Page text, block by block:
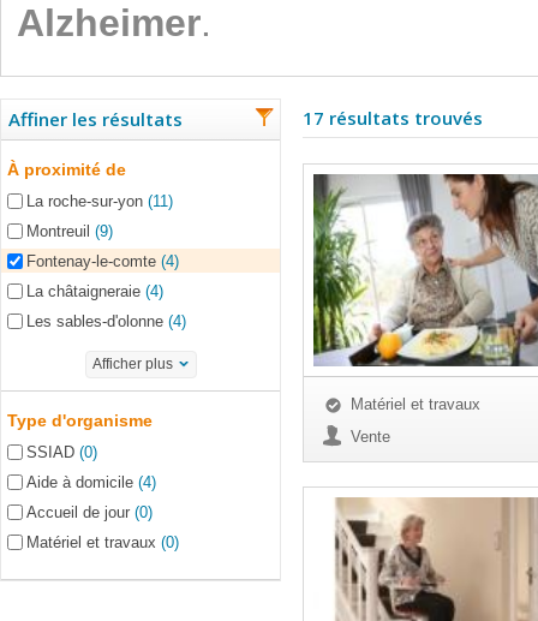
Alzheimer.
Affiner les résultats
À proximité de
La roche-sur-yon (11)
Montreuil (9)
Fontenay-le-comte (4)
La châtaigneraie (4)
Les sables-d'olonne (4)
Afficher plus
Type d'organisme
SSIAD (0)
Aide à domicile (4)
Accueil de jour (0)
Matériel et travaux (0)
17 résultats trouvés
Matériel et travaux
Vente